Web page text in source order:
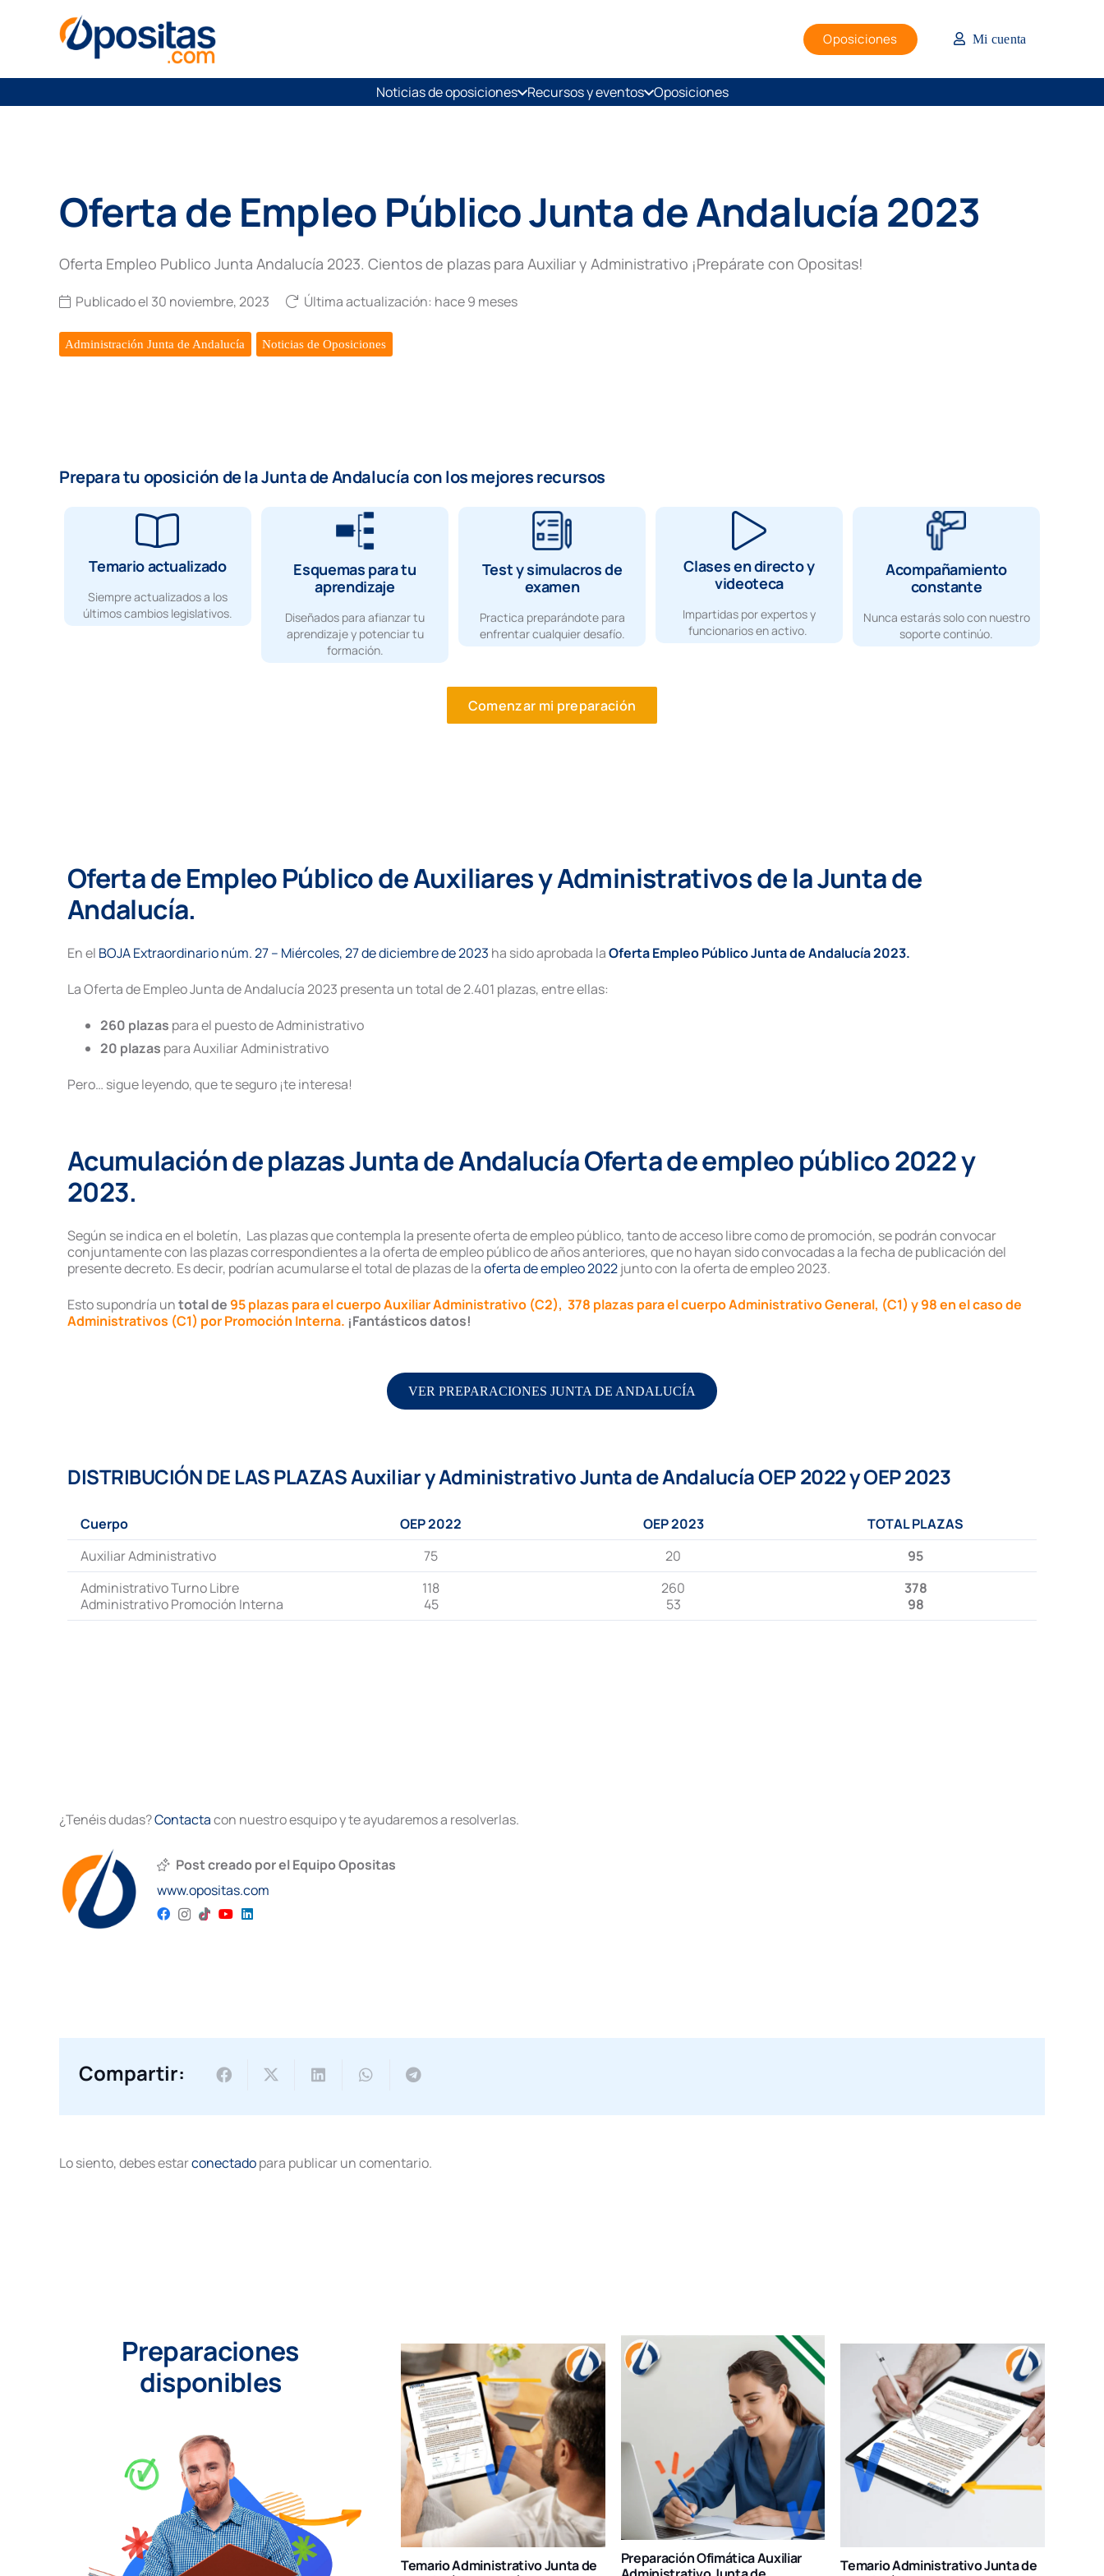
Oposiciones Mi cuenta
Noticias de oposiciones Recursos y eventos Oposiciones
Oferta de Empleo Público Junta de Andalucía 2023
Oferta Empleo Publico Junta Andalucía 2023. Cientos de plazas para Auxiliar y Administrativo ¡Prepárate con Opositas!
Publicado el 30 noviembre, 2023 Última actualización: hace 9 meses
Administración Junta de Andalucía Noticias de Oposiciones
Prepara tu oposición de la Junta de Andalucía con los mejores recursos
Temario actualizado
Siempre actualizados a los
últimos cambios legislativos.
Esquemas para tu
aprendizaje
Diseñados para afianzar tu
aprendizaje y potenciar tu
formación.
Test y simulacros de
examen
Practica preparándote para
enfrentar cualquier desafío.
Clases en directo y
videoteca
Impartidas por expertos y
funcionarios en activo.
Acompañamiento
constante
Nunca estarás solo con nuestro
soporte continúo.
Comenzar mi preparación
Oferta de Empleo Públicode Auxiliares y Administrativos de laJunta de
Andalucía.
En el BOJA Extraordinario núm. 27 – Miércoles, 27 de diciembre de 2023 ha sido aprobada laOferta Empleo Público Junta de Andalucía 2023.
La Oferta de Empleo Junta de Andalucía 2023 presenta un total de 2.401 plazas, entre ellas:
260 plazas para el puesto de Administrativo
20 plazas para Auxiliar Administrativo
Pero… sigue leyendo, que te seguro ¡te interesa!
Acumulación de plazasJunta de Andalucía Oferta de empleo público2022 y
2023.
Según se indica en el boletín, Las plazas que contempla la presente oferta de empleo público, tanto de acceso libre como de promoción, se podrán convocar
conjuntamente con las plazas correspondientes a la oferta de empleo público de años anteriores, que no hayan sido convocadas a la fecha de publicación del
presente decreto. Es decir, podrían acumularse el total de plazas de laoferta de empleo 2022junto con la oferta de empleo 2023.
Esto supondría untotal de95 plazas para el cuerpo Auxiliar Administrativo (C2), 378 plazas para el cuerpo Administrativo General, (C1) y 98 en el caso de
Administrativos (C1) por Promoción Interna. ¡Fantásticos datos!
VER PREPARACIONES JUNTA DE ANDALUCÍA
DISTRIBUCIÓN DE LAS PLAZAS Auxiliar y Administrativo Junta de AndalucíaOEP 2022 y OEP 2023
Cuerpo OEP 2022 OEP 2023
TOTAL PLAZAS
Auxiliar Administrativo
75 20
95
Administrativo Turno Libre
Administrativo Promoción Interna
118
45
260
53
378
98
¿Tenéis dudas?Contactacon nuestro esquipo y te ayudaremos a resolverlas.
Post creado por el Equipo Opositas
www.opositas.com
Compartir:
Lo siento, debes estarconectadopara publicar un comentario.
Preparaciones
disponibles
Temario Administrativo Junta de
Preparación Ofimática Auxiliar
Temario Administrativo Junta de